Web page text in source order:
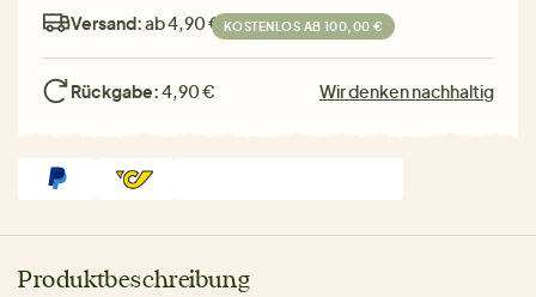
Versand:ab 4,90 € KOSTENLOS AB 100,00 €
Rückgabe:4,90 € Wir denken nachhaltig
Produktbeschreibung